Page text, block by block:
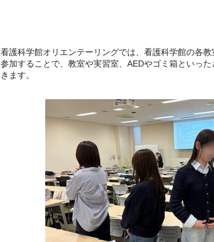
看護科学館オリエンテーリングでは、看護科学館の各
参加することで、教室や実習室、AEDやゴミ箱といっ
きます。